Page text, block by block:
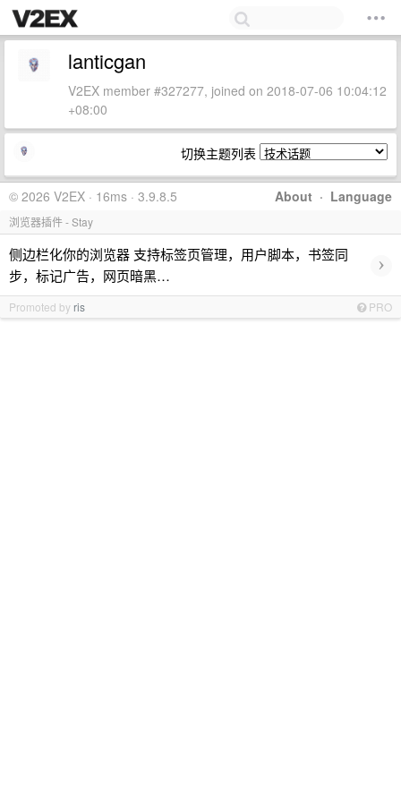
lanticgan
V2EX member #327277, joined on 2018-07-06 10:04:12
+08:00
切换主题列表
About · Language
© 2026 V2EX · 16ms · 3.9.8.5
浏览器插件 - Stay
侧边栏化你的浏览器 支持标签页管理，用户脚本，书签同
步，标记广告，网页暗黑…
›
Promoted by ris PRO